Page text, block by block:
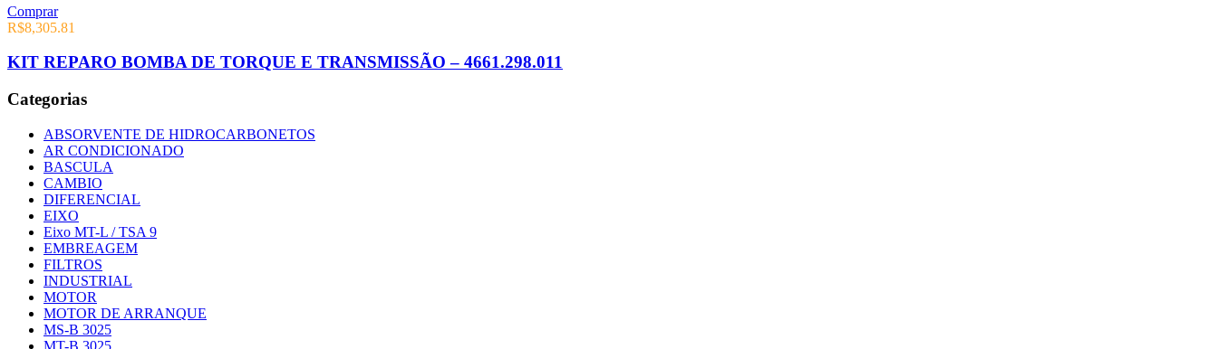
Comprar
R$8,305.81
KIT REPARO BOMBA DE TORQUE E TRANSMISSÃO – 4661.298.011
Categorias
ABSORVENTE DE HIDROCARBONETOS
AR CONDICIONADO
BASCULA
CAMBIO
DIFERENCIAL
EIXO
Eixo MT-L / TSA 9
EMBREAGEM
FILTROS
INDUSTRIAL
MOTOR
MOTOR DE ARRANQUE
MS-B 3025
MT-B 3025